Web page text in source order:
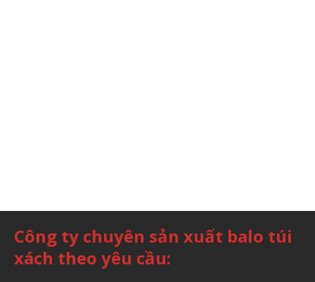
Công ty chuyên sản xuất balo túi
xách theo yêu cầu: